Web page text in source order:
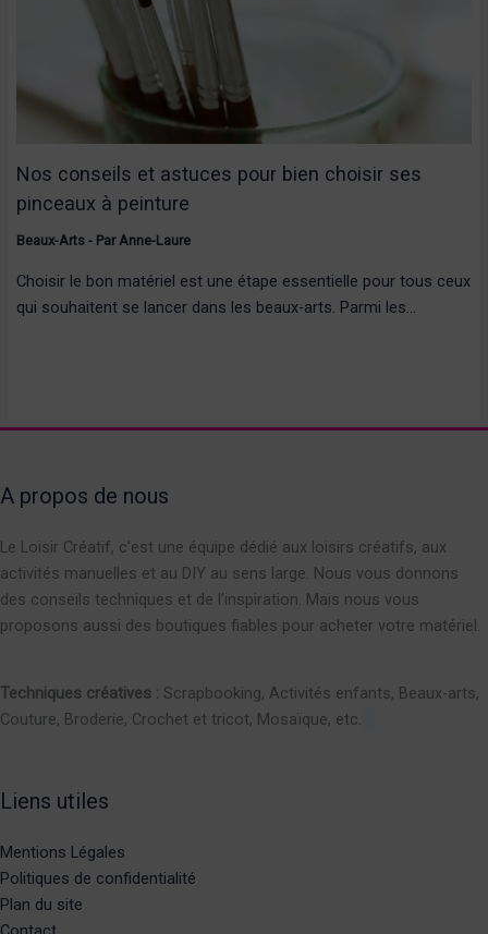
Nos conseils et astuces pour bien choisir ses
pinceaux à peinture
Beaux-Arts- ParAnne-Laure
Choisir le bon matériel est une étape essentielle pour tous ceux
qui souhaitent se lancer dans les beaux-arts. Parmi les…
A propos de nous
Le Loisir Créatif, c’est une équipe dédié aux loisirs créatifs, aux
activités manuelles et au DIY au sens large. Nous vous donnons
des conseils techniques et de l’inspiration. Mais nous vous
proposons aussi des boutiques fiables pour acheter votre matériel.
Techniques créatives : Scrapbooking, Activités enfants, Beaux-arts,
Couture, Broderie, Crochet et tricot, Mosaïque, etc.
Liens utiles
Mentions Légales
Politiques de confidentialité
Plan du site